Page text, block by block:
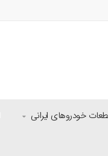
خودروهای ایرانی